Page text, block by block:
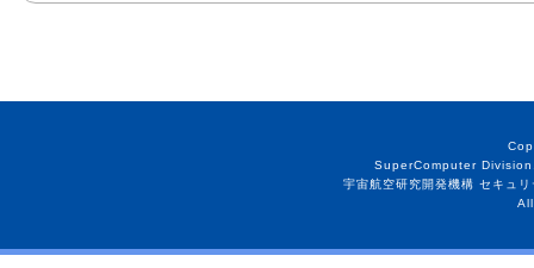
SuperComputer
宇宙航空研究開発機構 セキュ